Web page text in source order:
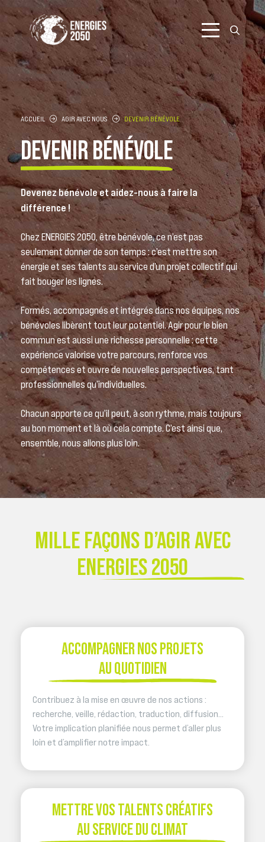
Aller
contenu
ACCUEIL AGIR AVEC NOUS DEVENIR BÉNÉVOLE
DEVENIR BÉNÉVOLE
Devenez bénévole et aidez-nous à faire la
différence !
Chez ENERGIES 2050, être bénévole, ce n’est pas
seulement donner de son temps : c’est mettre son
énergie et ses talents au service d’un projet collectif qui
fait bouger les lignes.
Formés, accompagnés et intégrés dans nos équipes, nos
bénévoles libèrent tout leur potentiel. Agir pour le bien
commun est aussi une richesse personnelle : cette
expérience valorise votre parcours, renforce vos
compétences et ouvre de nouvelles perspectives, tant
professionnelles qu’individuelles.
Chacun apporte ce qu’il peut, à son rythme, mais toujours
au bon moment et là où cela compte. C’est ainsi que,
ensemble, nous allons plus loin.
MILLE FAÇONS D’AGIR AVEC
ENERGIES 2050
ACCOMPAGNER NOS PROJETS
AU QUOTIDIEN
Contribuez à la mise en œuvre de nos actions :
recherche, veille, rédaction, traduction, diffusion…
Votre implication planifiée nous permet d’aller plus
loin et d’amplifier notre impact.
METTRE VOS TALENTS CRÉATIFS
AU SERVICE DU CLIMAT